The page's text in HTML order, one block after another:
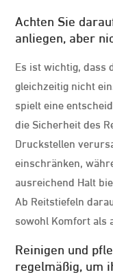
Achten Sie
anliegen, aber
Es ist wichtig, dass
gleichzeitig nicht
spielt eine
die Sicherheit des
Druckstellen
einschränken,
ausreichend Halt
Ab Reitstiefeln
sowohl Komfort als
Reinigen und
regelmäßig, um